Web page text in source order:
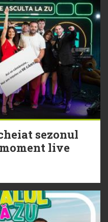
oficial
nume”
sezonul
live
noi în
sezonul
live